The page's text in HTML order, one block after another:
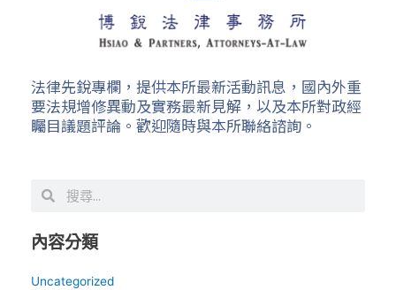
法律先銳專欄，提供本所最新活動訊息，國內外重
要法規增修異動及實務最新見解，以及本所對政經
矚目議題評論。歡迎隨時與本所聯絡諮詢。
尋
內容分類
Uncategorized